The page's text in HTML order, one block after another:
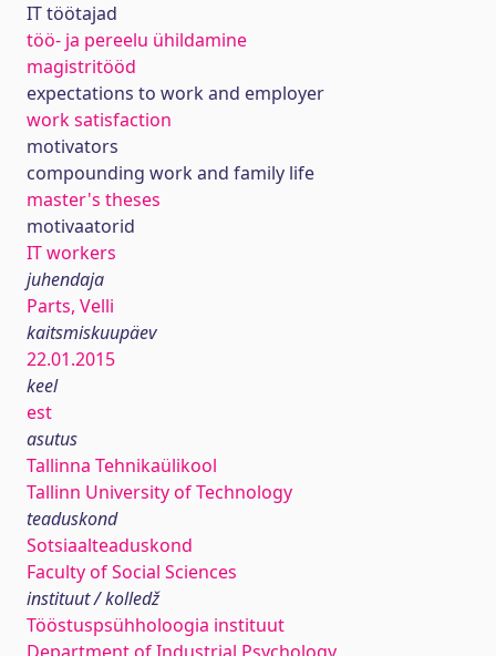
IT töötajad
töö- ja pereelu ühildamine
magistritööd
expectations to work and employer
work satisfaction
motivators
compounding work and family life
master's theses
motivaatorid
IT workers
juhendaja
Parts, Velli
kaitsmiskuupäev
22.01.2015
keel
est
asutus
Tallinna Tehnikaülikool
Tallinn University of Technology
teaduskond
Sotsiaalteaduskond
Faculty of Social Sciences
instituut / kolledž
Tööstuspsühholoogia instituut